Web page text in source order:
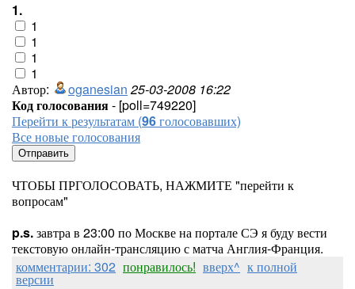
1.
1
1
1
1
Автор:
oganesian 25-03-2008 16:22
Код голосования- [poll=749220]
Перейти к результатам (96голосовавших)
Все новые голосования
ЧТОБЫ ПРГОЛОСОВАТЬ, НАЖМИТЕ "перейти к
вопросам"
p.s.завтра в 23:00 по Москве на портале СЭ я буду вести
текстовую онлайн-трансляцию с матча Англия-Франция.
комментарии: 302 понравилось! вверх^ к полной
версии